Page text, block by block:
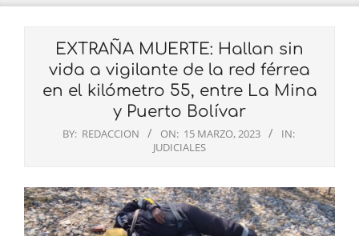
EXTRAÑA MUERTE: Hallan sin
vida a vigilante de la red férrea
en el kilómetro 55, entre La Mina
y Puerto Bolívar
BY: REDACCION ON: 15 MARZO, 2023
IN:
JUDICIALES